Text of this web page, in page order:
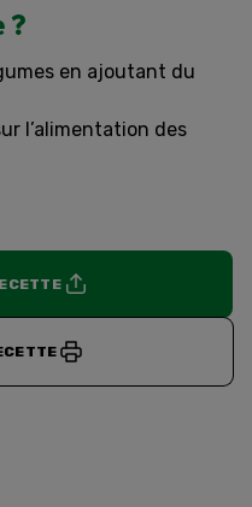
?
en ajoutant du
l’alimentation des